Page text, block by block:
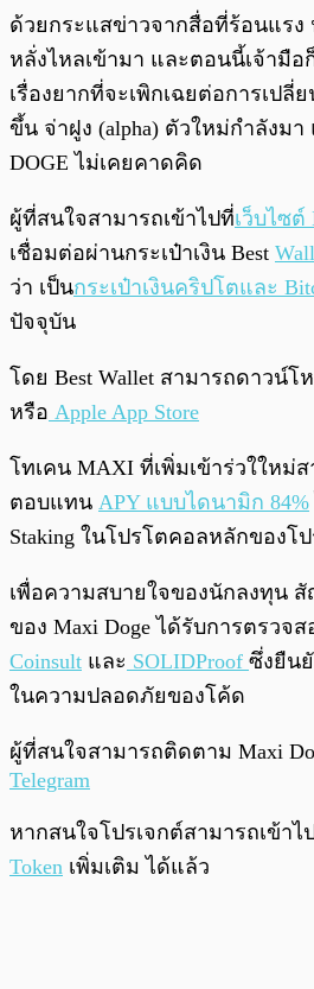
ด้วยกระแสข่าวจากสื่อที่ร้อนแรง
หลั่งไหลเข้ามา และตอนนี้เจ้ามือ
เรื่องยากที่จะเพิกเฉยต่อการเปลี่
ขึ้น จ่าฝูง (alpha) ตัวใหม่กำลังม
DOGE ไม่เคยคาดคิด
ผู้ที่สนใจสามารถเข้าไปที่เว็บไซต์
เชื่อมต่อผ่านกระเป๋าเงิน Best
ว่า เป็นกระเป๋าเงินคริปโตและ
ปัจจุบัน
โดย Best Wallet สามารถดาวน์โ
หรือ Apple App Store
โทเคน MAXI ที่เพิ่มเข้าร่วใใหม่
ตอบแทน APY แบบไดนามิก 84%
Staking ในโปรโตคอลหลักของโป
เพื่อความสบายใจของนักลงทุน
ของ Maxi Doge ได้รับการตรวจ
Coinsult และ SOLIDProof ซึ่งยืน
ในความปลอดภัยของโค้ด
ผู้ที่สนใจสามารถติดตาม Maxi
Telegram
หากสนใจโปรเจกต์สามารถเข้าไ
Token เพิ่มเติม ได้แล้ว